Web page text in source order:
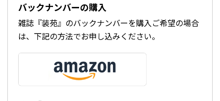
バックナンバーの購入
雑誌『装苑』のバックナンバーを購入ご希望の場合
は、下記の方法でお申し込みください。